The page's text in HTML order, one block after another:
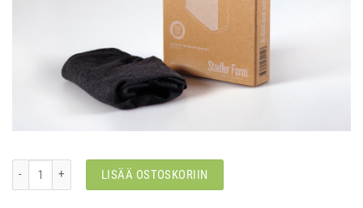
Esisuodatin Roger Little ilmanpuhdistimeen määrä
LISÄÄ OSTOSKORIIN